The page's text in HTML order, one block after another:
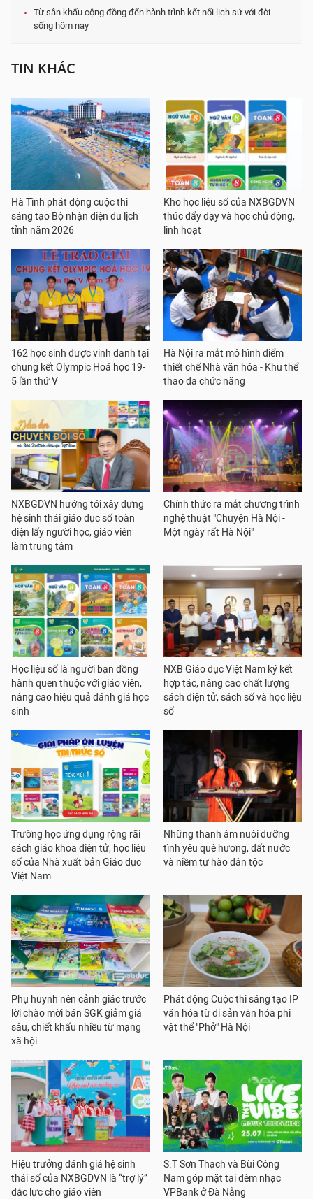
Từ sân khấu cộng đồng đến hành trình kết nối lịch sử với đời
sống hôm nay
TIN KHÁC
Hà Tĩnh phát động cuộc thi
sáng tạo Bộ nhận diện du lịch
tỉnh năm 2026
Kho học liệu số của NXBGDVN
thúc đẩy dạy và học chủ động,
linh hoạt
162 học sinh được vinh danh tại
chung kết Olympic Hoá học 19-
5 lần thứ V
Hà Nội ra mắt mô hình điểm
thiết chế Nhà văn hóa - Khu thể
thao đa chức năng
NXBGDVN hướng tới xây dựng
hệ sinh thái giáo dục số toàn
diện lấy người học, giáo viên
làm trung tâm
Chính thức ra mắt chương trình
nghệ thuật "Chuyện Hà Nội -
Một ngày rất Hà Nội"
Học liệu số là người bạn đồng
hành quen thuộc với giáo viên,
nâng cao hiệu quả đánh giá học
sinh
NXB Giáo dục Việt Nam ký kết
hợp tác, nâng cao chất lượng
sách điện tử, sách số và học liệu
số
Trường học ứng dụng rộng rãi
sách giáo khoa điện tử, học liệu
số của Nhà xuất bản Giáo dục
Việt Nam
Những thanh âm nuôi dưỡng
tình yêu quê hương, đất nước
và niềm tự hào dân tộc
Phụ huynh nên cảnh giác trước
lời chào mời bán SGK giảm giá
sâu, chiết khấu nhiều từ mạng
xã hội
Phát động Cuộc thi sáng tạo IP
văn hóa từ di sản văn hóa phi
vật thể "Phở" Hà Nội
Hiệu trưởng đánh giá hệ sinh
thái số của NXBGDVN là “trợ lý”
đắc lực cho giáo viên
S.T Sơn Thạch và Bùi Công
Nam góp mặt tại đêm nhạc
VPBank ở Đà Nẵng